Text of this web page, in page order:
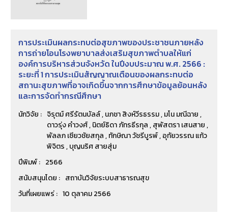
การประเมินผลกระทบต่อสุขภาพของประชาชนภายหลัง
การถ่ายโอนโรงพยาบาลส่งเสริมสุขภาพตำบลให้แก่
องค์การบริหารส่วนจังหวัด ในปีงบประมาณ พ.ศ. 2566 :
ระยะที่ 1 การประเมินสัญญาณเตือนของผลกระทบต่อ
สถานะสุขภาพที่อาจเกิดขึ้นจากการศึกษาข้อมูลย้อนหลัง
และการจัดทำกรณีศึกษา
นักวิจัย : จิรุตม์ ศรีรัตนบัลล์ , นภชา สิงห์วีรธรรม , มโน มณีฉาย ,
ดาวรุ่ง คำวงศ์ , นิตย์ธิดา ภัทรธีรกุล , สุพัสตรา เสนสาย ,
พัลลภ เซียวชัยสกุล , ทักษิณา วัชรีบูรพ์ , อุทัยวรรณ แก้ว
พิจิตร , บุญนริศ สายสุ่ม
ปีพิมพ์ : 2566
สนับสนุนโดย : สถาบันวิจัยระบบสาธารณสุข
วันที่เผยแพร่ : 10 ตุลาคม 2566